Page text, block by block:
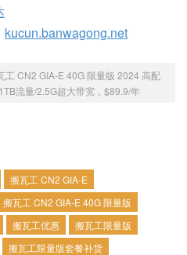
kucun.banwagong.net
工 CN2 GIA-E 40G 限量版 2024 高配
流量/2.5G超大带宽，$89.9/年
搬瓦工 CN2 GIA-E
搬瓦工 CN2 GIA-E 40G 限量版
搬瓦工优惠
搬瓦工限量版
搬瓦工限量版套餐补货